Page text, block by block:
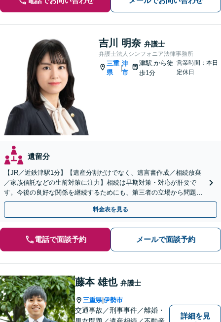
吉川 明奈 弁護士
弁護士法人シンフォニア法律事務所
三重
県
|
津
市
津駅から徒
歩1分
営業時間：本日
定休日
遺留分
【JR／近鉄津駅1分】【遺産分割だけでなく、遺言書作成／相続放棄
／家族信託などの生前対策に注力】相続は早期対策・対応が肝要で
す。今後の良好な関係を継続するためにも、第三者の立場から問題を
精査し適切な対応策を考えます。お早めにご相談ください。
料金表を見る
電話で面談予約 メールで面談予約
藤本 雄也 弁護士
三重県|伊勢市
交通事故／刑事事件／離婚・
詳細を見